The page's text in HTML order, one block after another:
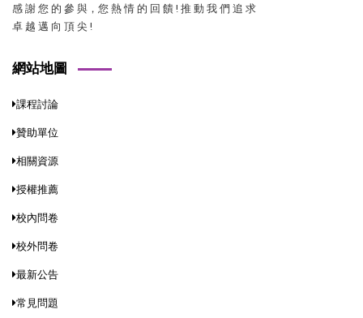
感 謝 您 的 參 與，您 熱 情 的 回 饋 ! 推 動 我 們 追 求
卓 越 邁 向 頂 尖 !
網站地圖
課程討論
贊助單位
相關資源
授權推薦
校內問卷
校外問卷
最新公告
常見問題